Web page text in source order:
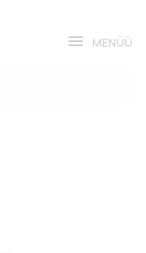
MENÜÜ